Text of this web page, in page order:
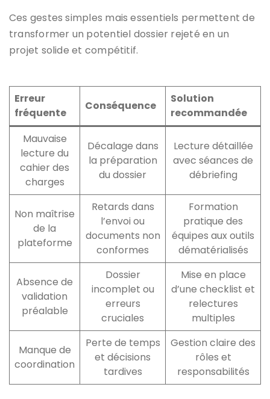
Ces gestes simples mais essentiels permettent de
transformer un potentiel dossier rejeté en un
projet solide et compétitif.
Erreur
fréquente
Conséquence
Solution
recommandée
Mauvaise
lecture du
cahier des
charges
Décalage dans
la préparation
du dossier
Lecture détaillée
avec séances de
débriefing
Non maîtrise
de la
plateforme
Retards dans
l’envoi ou
documents non
conformes
Formation
pratique des
équipes aux outils
dématérialisés
Absence de
validation
préalable
Dossier
incomplet ou
erreurs
cruciales
Mise en place
d’une checklist et
relectures
multiples
Manque de
coordination
Perte de temps
et décisions
tardives
Gestion claire des
rôles et
responsabilités